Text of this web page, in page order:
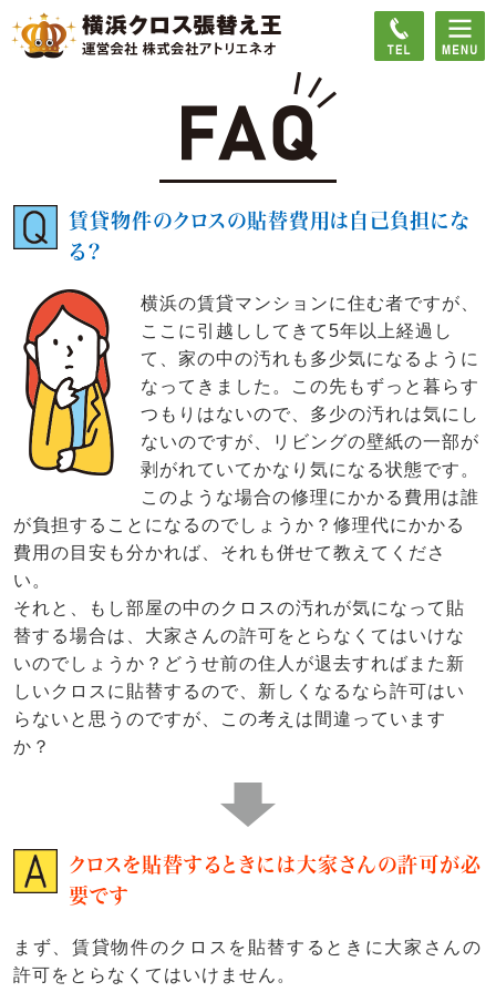
賃貸物件のクロスの貼替費用は自己負担にな
る？
横浜の賃貸マンションに住む者ですが、
ここに引越ししてきて5年以上経過し
て、家の中の汚れも多少気になるように
なってきました。この先もずっと暮らす
つもりはないので、多少の汚れは気にし
ないのですが、リビングの壁紙の一部が
剥がれていてかなり気になる状態です。
このような場合の修理にかかる費用は誰
が負担することになるのでしょうか？修理代にかかる
費用の目安も分かれば、それも併せて教えてくださ
い。
それと、もし部屋の中のクロスの汚れが気になって貼
替する場合は、大家さんの許可をとらなくてはいけな
いのでしょうか？どうせ前の住人が退去すればまた新
しいクロスに貼替するので、新しくなるなら許可はい
らないと思うのですが、この考えは間違っています
か？
クロスを貼替するときには大家さんの許可が必
要です
まず、賃貸物件のクロスを貼替するときに大家さんの
許可をとらなくてはいけません。